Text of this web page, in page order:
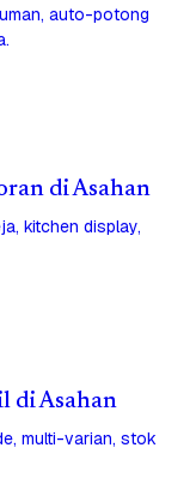
auto-potong
di Asahan
kitchen display,
di Asahan
multi-varian, stok